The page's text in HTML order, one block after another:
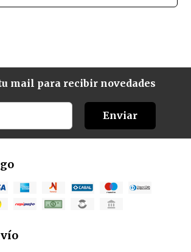
mail para recibir novedades
Enviar